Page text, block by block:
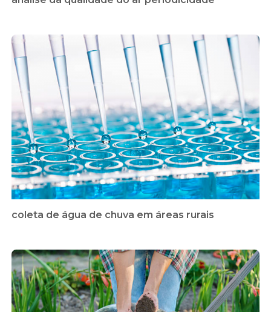
coleta de água de chuva em áreas rurais